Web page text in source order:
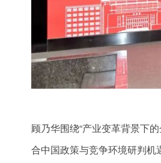
顾乃华围绕“产业变革背景下
合中国政策与竞争环境研判